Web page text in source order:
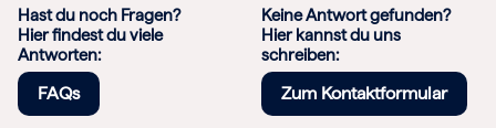
Hast du noch Fragen?
Hier findest du viele
Antworten:
FAQs
Keine Antwort gefunden?
Hier kannst du uns
schreiben:
Zum Kontaktformular